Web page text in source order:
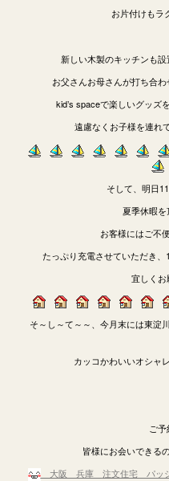
お片付けもラ
新しい木製のキッチンも
お父さんお母さんが打ち合
kid’s spaceで楽しいグッズ
遠慮なくお子様を連れ
そして、明日
夏季休暇を
お客様にはご不
たっぷり充電させていただき
宜しくお
そ～し～て～～、今月末には東淀
カッコかわいいオシャ
ご
皆様にお会いできる
大阪 兵庫 注文住宅 パッ